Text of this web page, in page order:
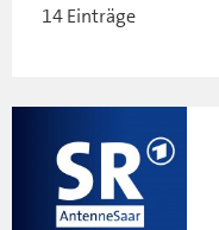
14 Einträge